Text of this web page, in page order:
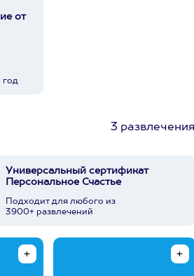
от
год
3
Универсальный сертификат
Персональное Счастье
Подходит для любого из
3900+ развлечений